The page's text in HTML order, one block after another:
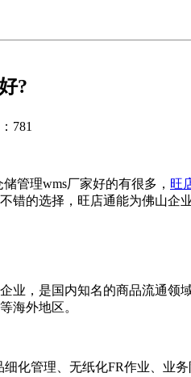
?
781
管理wms厂家好的有很多， 旺
错的选择，旺店通能为佛山企
，是国内知名的商品流通领域
海外地区。
管理、无纸化FR作业、业务